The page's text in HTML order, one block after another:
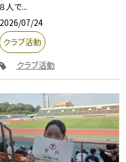
８人で...
2026/07/24
クラブ活動
クラブ活動